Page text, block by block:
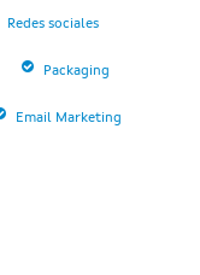
Redes sociales
Packaging
Email Marketing